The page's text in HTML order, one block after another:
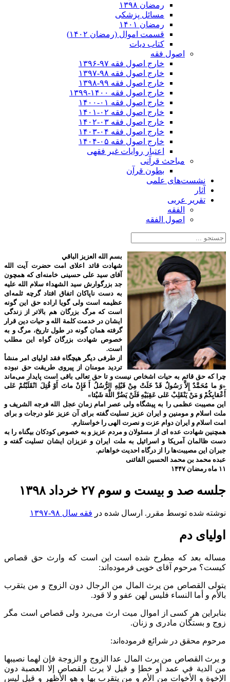
رمضان ۱۳۹۸
مسائل پزشکی
رمضان ۱۴۰۱
قسمت اموال (رمضان ۱۴۰۲)
کتاب دیات
اصول فقه
خارج اصول فقه ۹۷-۱۳۹۶
خارج اصول فقه ۹۸-۱۳۹۷
خارج اصول فقه ۹۹-۱۳۹۸
خارج اصول فقه ۱۴۰۰-۱۳۹۹
خارج اصول فقه ۰۱-۱۴۰۰
خارج اصول فقه ۰۲-۱۴۰۱
خارج اصول فقه ۰۳-۱۴۰۲
خارج اصول فقه ۰۴-۱۴۰۳
خارج اصول فقه ۰۵-۱۴۰۴
اعتبار روایات غیر فقهی
مباحث قرآنی
بطون قرآن
نشست‌های علمی
آثار
تقریر عربی
الفقه
اصول الفقه
بسم الله العزیز الباقي
شهادت قائد اعلای امت حضرت آیت الله
آقای سید علی حسینی خامنه‌ای که همچون
جد بزرگوارش سید الشهداء سلام الله علیه
به دست ناپاکان اتفاق افتاد گرچه ثلمه‌ای
عظیمه است ولی گویا اراده حق این گونه
است که مرگ بزرگان هم بالاتر از زندگی
ایشان در خدمت کلمة الله و حیات دین قرار
گرفته همان گونه در طول تاریخ، مرگ و به
خصوص شهادت بزرگان گواه این مطلب
است.
از طرفی دیگر هیچگاه فقد اولیای امر منشأ
تردید مومنان از پیروی طریقت حق نبوده
چرا که حق قائم به حیات اشخاص نیست و تا حق تعالی باقی است پایدار می‌ماند
«وَ ما مُحَمَّدٌ إِلاَّ رَسُولٌ قَدْ خَلَتْ مِنْ قَبْلِهِ الرُّسُلُ أَ فَإِنْ ماتَ أَوْ قُتِلَ انْقَلَبْتُمْ عَلى‌
أَعْقابِكُمْ وَ مَنْ يَنْقَلِبْ عَلى‌ عَقِبَيْهِ فَلَنْ يَضُرَّ اللَّهَ شَيْئا»
این مصیبت عظمی را به پیشگاه ولی عصر امام زمان عجل الله فرجه الشریف و
ملت اسلام و مومنین و ایران عزیز تسلیت گفته برای آن عزیز علو درجات و برای
امت اسلام و ایران دوام عزت و نصرت الهی را خواستارم.
همچنین شهادت عده ای از مسئولان و مردم عزیز و به خصوص کودکان بیگناه را به
دست ظالمان آمریکا و اسرائیل به ملت ایران و عزیزان ایشان تسلیت گفته و
جبران این مصیبت‌ها را از درگاه احدیت خواهانم.
عبده محمد بن محمد الحسین القائنی
۱۱ ماه رمضان ۱۴۴۷
جلسه صد و بیست و سوم ۲۷ خرداد ۱۳۹۸
نوشته شده توسط مقرر. ارسال شده در فقه سال ۹۸-۱۳۹۷
اولیای دم
مساله بعد که مطرح شده است این است که وارث حق قصاص
کیست؟ مرحوم آقای خویی فرموده‌اند:
يتولى القصاص من يرث المال من الرجال دون الزوج و من يتقرب
بالأم و أما النساء فليس لهن عفو و لا قود.
بنابراین هر کسی از اموال میت ارث می‌برد ولی قصاص است مگر
زوج و بستگان مادری و زنان.
مرحوم محقق در شرائع فرموده‌اند:
و يرث القصاص من يرث المال عدا الزوج و الزوجة فإن لهما نصيبها
من الدية في عمد أو خطإ و قيل لا يرث القصاص إلا العصبة دون
الإخوة و الأخوات من الأم و من يتقرب بها و هو الأظهر و قيل ليس